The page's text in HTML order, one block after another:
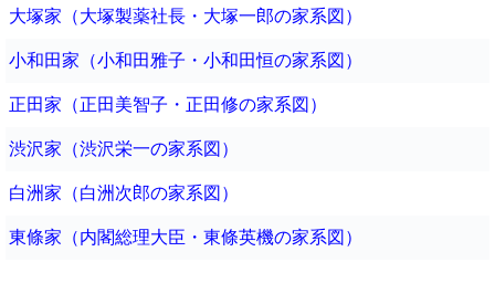
大塚家（大塚製薬社長・大塚一郎の家系図）
小和田家（小和田雅子・小和田恒の家系図）
正田家（正田美智子・正田修の家系図）
渋沢家（渋沢栄一の家系図）
白洲家（白洲次郎の家系図）
東條家（内閣総理大臣・東條英機の家系図）